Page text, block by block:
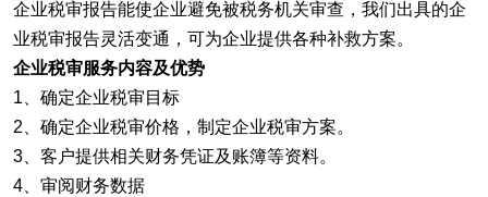
企业税审报告能使企业避免被税务机关审查，我们出具的企
业税审报告灵活变通，可为企业提供各种补救方案。
企业税审服务内容及优势
1、确定企业税审目标
2、确定企业税审价格，制定企业税审方案。
3、客户提供相关财务凭证及账簿等资料。
4、审阅财务数据